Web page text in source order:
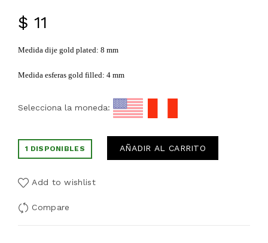
$ 11
Medida dije gold plated: 8 mm
Medida esferas gold filled: 4 mm
Selecciona la moneda:
1 DISPONIBLES AÑADIR AL CARRITO
Add to wishlist
Compare